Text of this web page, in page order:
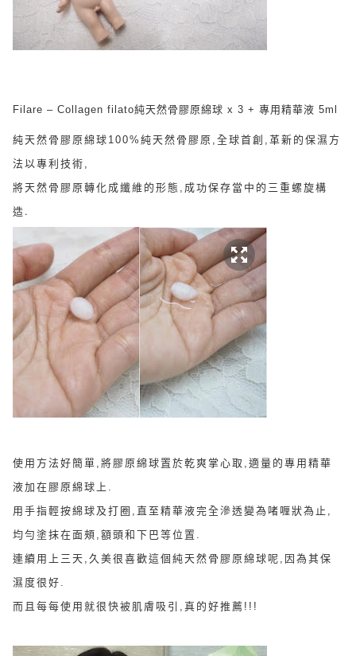
Filare – Collagen filato純天然骨膠原綿球 x 3 + 專用精華液 5ml
純天然骨膠原綿球100%純天然骨膠原,全球首創,革新的保濕方
法以專利技術,
將天然骨膠原轉化成纖維的形態,成功保存當中的三重螺旋構
造.
使用方法好簡單 , 將膠原綿球置於乾爽掌心取,適量的專用精華
液加在膠原綿球上.
用手指輕按綿球及打圈,直至精華液完全滲透變為啫喱狀為止,
均勻塗抹在面頰,額頭和下巴等位置.
連續用上三天,久美很喜歡這個 純天然骨膠原綿球呢,因為其保
濕度很好.
而且每每使用就很快被肌膚吸引,真的好推薦!!!